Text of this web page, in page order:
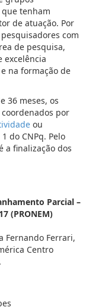
tenham
de atuação. Por
com
de pesquisa,
excelência
na formação de
36 meses, os
por
ou
do CNPq. Pelo
a finalização dos
Parcial –
(PRONEM)
Fernando Ferrari,
Centro